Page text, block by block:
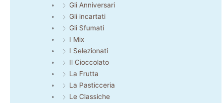
Gli Anniversari
Gli incartati
Gli Sfumati
I Mix
I Selezionati
Il Cioccolato
La Frutta
La Pasticceria
Le Classiche